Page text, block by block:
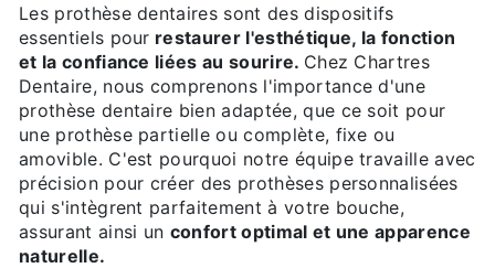
Les prothèse dentaires sont des dispositifs
essentiels pour restaurer l'esthétique, la fonction
et la confiance liées au sourire. Chez Chartres
Dentaire, nous comprenons l'importance d'une
prothèse dentaire bien adaptée, que ce soit pour
une prothèse partielle ou complète, fixe ou
amovible. C'est pourquoi notre équipe travaille avec
précision pour créer des prothèses personnalisées
qui s'intègrent parfaitement à votre bouche,
assurant ainsi un confort optimal et une apparence
naturelle.